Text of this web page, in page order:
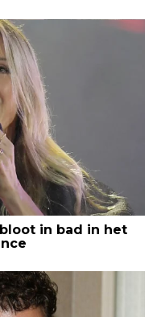
in bad in het